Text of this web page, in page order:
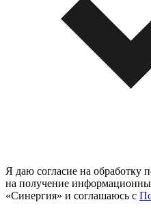
Я даю согласие на обработку
на получение
«Синергия» и соглашаюсь c